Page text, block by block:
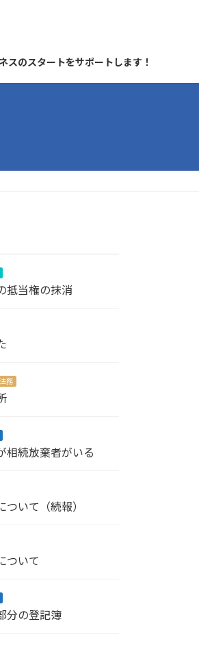
スのスタートをサポートします！
抵当権の抹消
務
相続放棄者がいる
ついて（続報）
ついて
分の登記簿